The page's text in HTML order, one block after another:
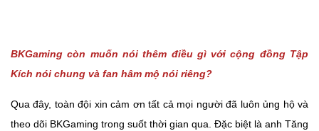
BKGaming còn muốn nói thêm điều gì với cộng đồng Tập
Kích nói chung và fan hâm mộ nói riêng?
Qua đây, toàn đội xin cảm ơn tất cả mọi người đã luôn ủng hộ và
theo dõi BKGaming trong suốt thời gian qua. Đặc biệt là anh Tăng